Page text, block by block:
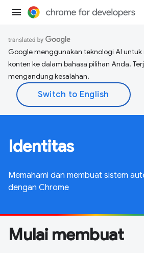
Google menggunakan teknologi AI
konten ke dalam bahasa pilihan Anda.
mengandung kesalahan.
Identitas
Memahami dan membuat sistem
dengan Chrome
Mulai membuat